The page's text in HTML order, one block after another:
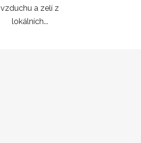
vzduchu a zelí z
lokálních...